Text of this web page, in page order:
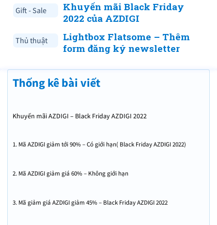
Gift - Sale
Khuyến mãi Black Friday
2022 của AZDIGI
Thủ thuật
Lightbox Flatsome – Thêm
form đăng ký newsletter
Thống kê bài viết
Khuyến mãi AZDIGI – Black Friday AZDIGI 2022
1. Mã AZDIGI giảm tới 90% – Có giới hạn( Black Friday AZDIGI 2022)
2. Mã AZDIGI giảm giá 60% – Không giới hạn
3. Mã giảm giá AZDIGI giảm 45% – Black Friday AZDIGI 2022